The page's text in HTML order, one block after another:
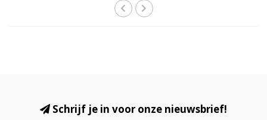
Schrijf je in voor onze nieuwsbrief!